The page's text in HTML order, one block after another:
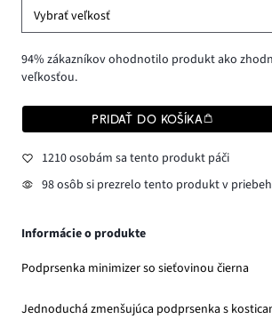
Vybrať veľkosť
94% zákazníkov ohodnotilo produkt ako
veľkosťou.
PRIDAŤ DO KOŠÍKA
1210 osobám sa tento produkt páči
98 osôb si prezrelo tento produkt v
Informácie o produkte
Podprsenka minimizer so sieťovinou čierna
Jednoduchá zmenšujúca podprsenka s